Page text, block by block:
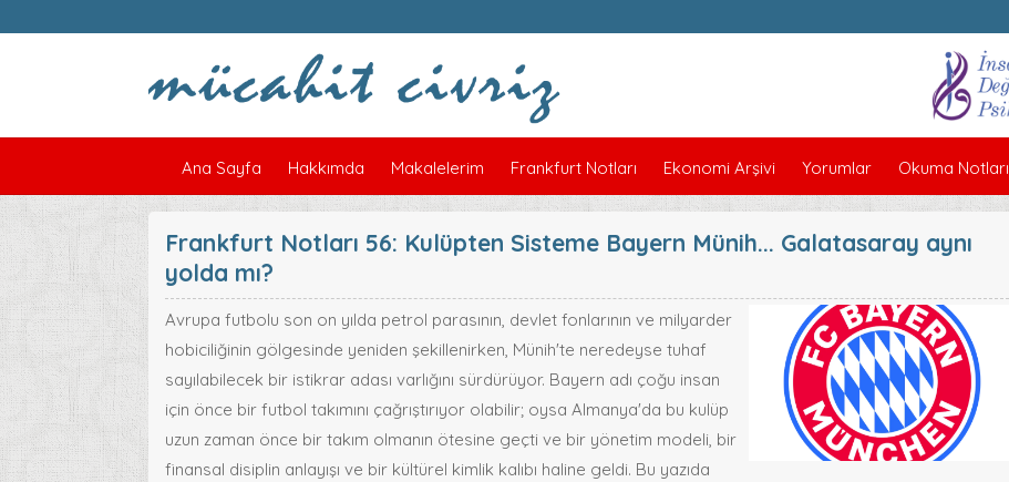
Ana Sayfa Hakkımda Makalelerim Frankfurt Notları Ekonomi Arşivi Yorumlar Okuma Notları
Frankfurt Notları 56: Kulüpten Sisteme Bayern Münih... Galatasaray aynı
yolda mı?
Avrupa futbolu son on yılda petrol parasının, devlet fonlarının ve milyarder
hobiciliğinin gölgesinde yeniden şekillenirken, Münih'te neredeyse tuhaf
sayılabilecek bir istikrar adası varlığını sürdürüyor. Bayern adı çoğu insan
için önce bir futbol takımını çağrıştırıyor olabilir; oysa Almanya'da bu kulüp
uzun zaman önce bir takım olmanın ötesine geçti ve bir yönetim modeli, bir
finansal disiplin anlayışı ve bir kültürel kimlik kalıbı haline geldi. Bu yazıda